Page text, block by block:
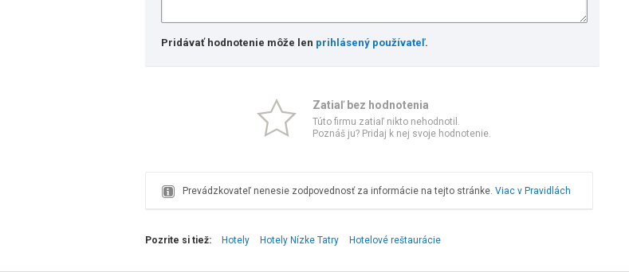
Pridávať hodnotenie môže len prihlásený používateľ.
Zatiaľ bez hodnotenia
Túto firmu zatiaľ nikto nehodnotil.
Poznáš ju? Pridaj k nej svoje hodnotenie.
Prevádzkovateľ nenesie zodpovednosť za informácie na tejto stránke. Viac v Pravidlách
Pozrite si tiež: Hotely Hotely Nízke Tatry Hotelové reštaurácie